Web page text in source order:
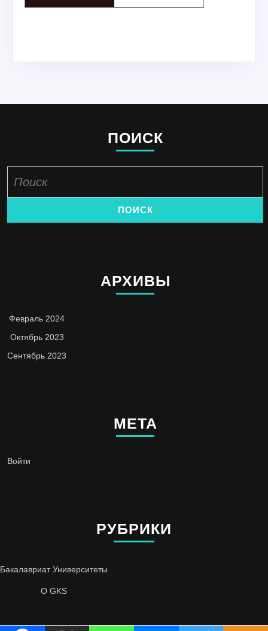
ПОИСК
АРХИВЫ
Февраль 2024
Октябрь 2023
Сентябрь 2023
МЕТА
Войти
РУБРИКИ
Бакалавриат Университеты
О GKS